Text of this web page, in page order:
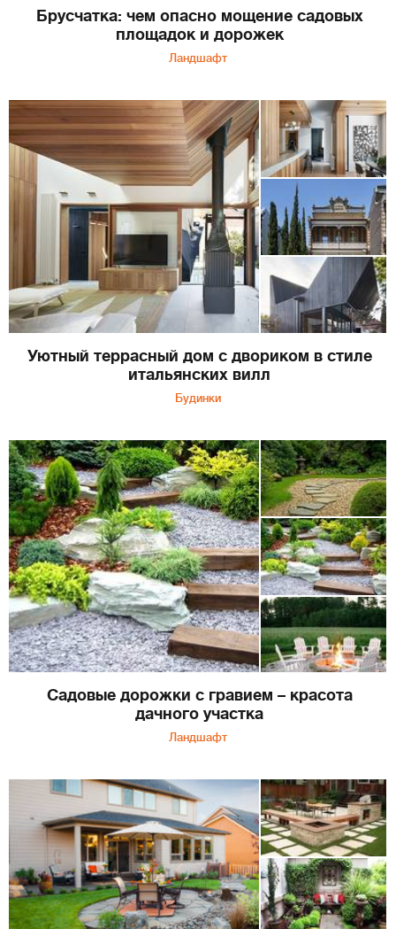
Брусчатка: чем опасно мощение садовых
площадок и дорожек
Ландшафт
Уютный террасный дом с двориком в стиле
итальянских вилл
Будинки
Садовые дорожки с гравием – красота
дачного участка
Ландшафт